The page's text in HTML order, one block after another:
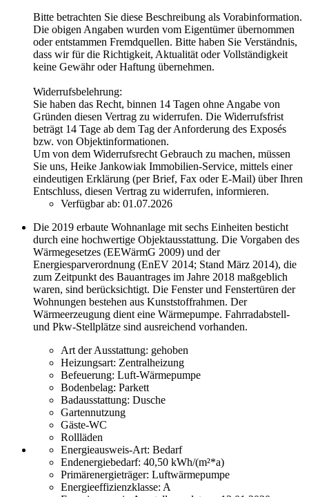
Bitte betrachten Sie diese Beschreibung als Vorabinformation.
Die obigen Angaben wurden vom Eigentümer übernommen
oder entstammen Fremdquellen. Bitte haben Sie Verständnis,
dass wir für die Richtigkeit, Aktualität oder Vollständigkeit
keine Gewähr oder Haftung übernehmen.
Widerrufsbelehrung:
Sie haben das Recht, binnen 14 Tagen ohne Angabe von
Gründen diesen Vertrag zu widerrufen. Die Widerrufsfrist
beträgt 14 Tage ab dem Tag der Anforderung des Exposés
bzw. von Objektinformationen.
Um von dem Widerrufsrecht Gebrauch zu machen, müssen
Sie uns, Heike Jankowiak Immobilien-Service, mittels einer
eindeutigen Erklärung (per Brief, Fax oder E-Mail) über Ihren
Entschluss, diesen Vertrag zu widerrufen, informieren.
Verfügbar ab: 01.07.2026
Die 2019 erbaute Wohnanlage mit sechs Einheiten besticht
durch eine hochwertige Objektausstattung. Die Vorgaben des
Wärmegesetzes (EEWärmG 2009) und der
Energiesparverordnung (EnEV 2014; Stand März 2014), die
zum Zeitpunkt des Bauantrages im Jahre 2018 maßgeblich
waren, sind berücksichtigt. Die Fenster und Fenstertüren der
Wohnungen bestehen aus Kunststoffrahmen. Der
Wärmeerzeugung dient eine Wärmepumpe. Fahrradabstell-
und Pkw-Stellplätze sind ausreichend vorhanden.
Art der Ausstattung: gehoben
Heizungsart: Zentralheizung
Befeuerung: Luft-Wärmepumpe
Bodenbelag: Parkett
Badausstattung: Dusche
Gartennutzung
Gäste-WC
Rollläden
Energieausweis-Art: Bedarf
Endenergiebedarf: 40,50 kWh/(m²*a)
Primärenergieträger: Luftwärmepumpe
Energieeffizienzklasse: A